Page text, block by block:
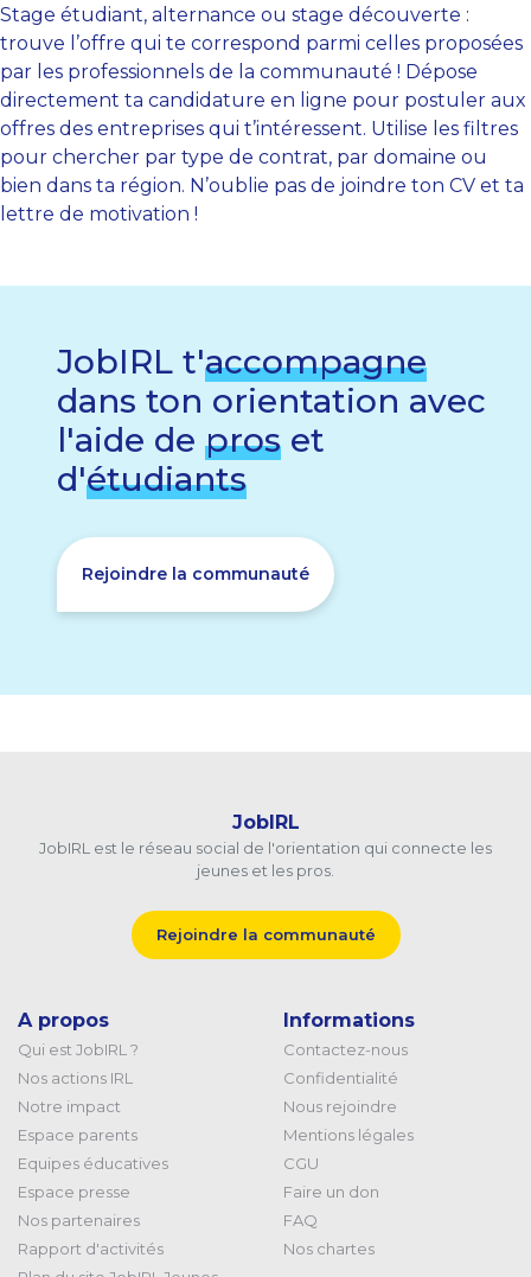
Stage étudiant, alternance ou stage découverte :
trouve l’offre qui te correspond parmi celles proposées
par les professionnels de la communauté ! Dépose
directement ta candidature en ligne pour postuler aux
offres des entreprises qui t’intéressent. Utilise les filtres
pour chercher par type de contrat, par domaine ou
bien dans ta région. N’oublie pas de joindre ton CV et ta
lettre de motivation !
JobIRL t'accompagne
dans ton orientation avec
l'aide de pros et
d'étudiants
Rejoindre la communauté
JobIRL
JobIRL est le réseau social de l'orientation qui connecte les
jeunes et les pros.
Rejoindre la communauté
A propos
Qui est JobIRL ?
Nos actions IRL
Notre impact
Espace parents
Equipes éducatives
Espace presse
Nos partenaires
Rapport d'activités
Informations
Contactez-nous
Confidentialité
Nous rejoindre
Mentions légales
CGU
Faire un don
FAQ
Nos chartes